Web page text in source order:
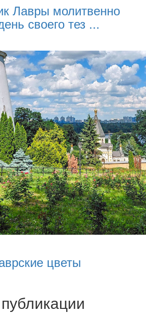
Лавры молитвенно
своего тез ...
цветы